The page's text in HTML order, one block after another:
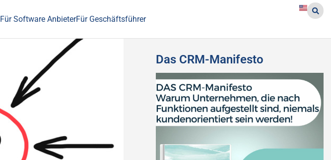
Für Software AnbieterFür Geschäftsführer
Das CRM-Manifesto